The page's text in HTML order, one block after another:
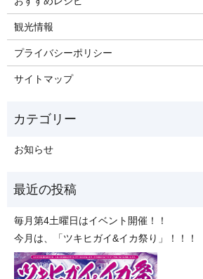
観光情報
プライバシーポリシー
サイトマップ
お知らせ
毎月第4土曜日はイベント開催！！
今月は、「ツキヒガイ&イカ祭り」！！！